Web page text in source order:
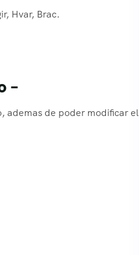
Hvar, Brac.
–
ademas de poder modificar el